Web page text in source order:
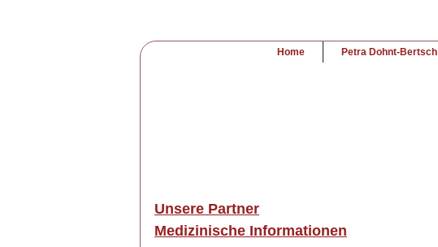
Home Petra Dohnt-Bertsch
Unsere Partner
Medizinische Informationen